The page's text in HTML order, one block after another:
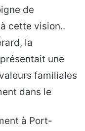
de
cette vision..
la
une
familiales
dans le
à Port-